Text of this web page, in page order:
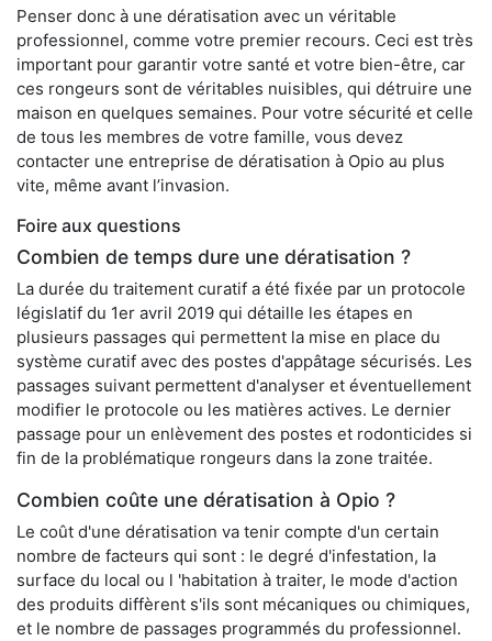
Penser donc à une dératisation avec un véritable
professionnel, comme votre premier recours. Ceci est très
important pour garantir votre santé et votre bien-être, car
ces rongeurs sont de véritables nuisibles, qui détruire une
maison en quelques semaines. Pour votre sécurité et celle
de tous les membres de votre famille, vous devez
contacter une entreprise de dératisation à Opio au plus
vite, même avant l’invasion.
Foire aux questions
Combien de temps dure une dératisation ?
La durée du traitement curatif a été fixée par un protocole
législatif du 1er avril 2019 qui détaille les étapes en
plusieurs passages qui permettent la mise en place du
système curatif avec des postes d'appâtage sécurisés. Les
passages suivant permettent d'analyser et éventuellement
modifier le protocole ou les matières actives. Le dernier
passage pour un enlèvement des postes et rodonticides si
fin de la problématique rongeurs dans la zone traitée.
Combien coûte une dératisation à Opio ?
Le coût d'une dératisation va tenir compte d'un certain
nombre de facteurs qui sont : le degré d'infestation, la
surface du local ou l 'habitation à traiter, le mode d'action
des produits diffèrent s'ils sont mécaniques ou chimiques,
et le nombre de passages programmés du professionnel.